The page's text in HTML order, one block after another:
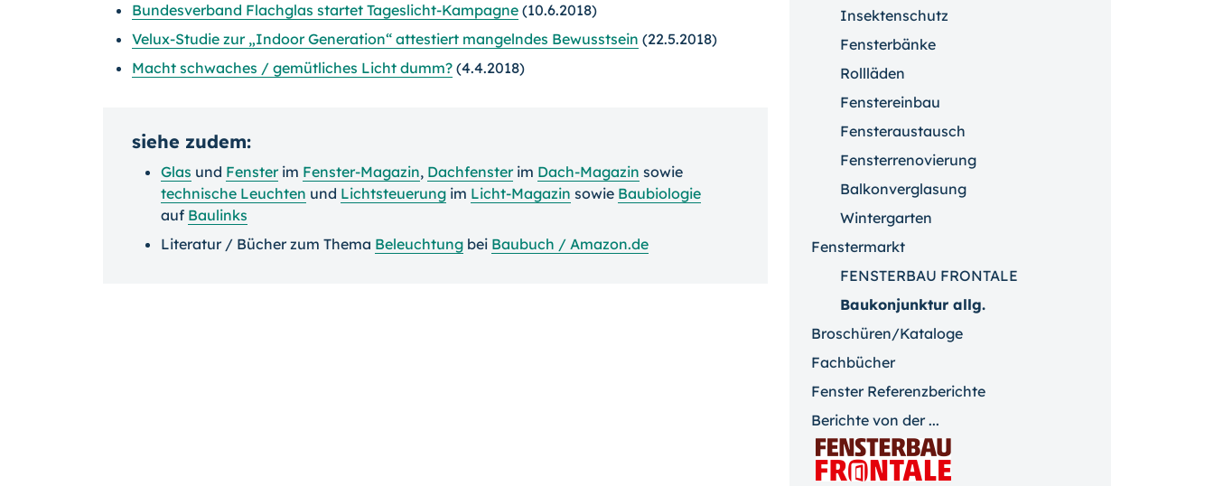
Bundesverband Flachglas startet Tageslicht-Kampagne (10.6.2018)
Velux-Studie zur „Indoor Generation“ attestiert mangelndes Bewusstsein (22.5.2018)
Macht schwaches / gemütliches Licht dumm? (4.4.2018)
siehe zudem:
Glas und Fensterim Fenster-Magazin, Dachfensterim Dach-Magazin sowie
technische Leuchten und Lichtsteuerung im Licht-Magazin sowie Baubiologie
auf Baulinks
Literatur / Bücher zum Thema Beleuchtung bei Baubuch / Amazon.de
Insektenschutz
Fensterbänke
Rollläden
Fenstereinbau
Fensteraustausch
Fensterrenovierung
Balkonverglasung
Wintergarten
Fenstermarkt
FENSTERBAU FRONTALE
Baukonjunktur allg.
Broschüren/Kataloge
Fachbücher
Fenster Referenzberichte
Berichte von der ...